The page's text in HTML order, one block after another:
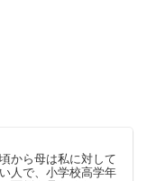
から母は私に対して
人で、小学校高学年